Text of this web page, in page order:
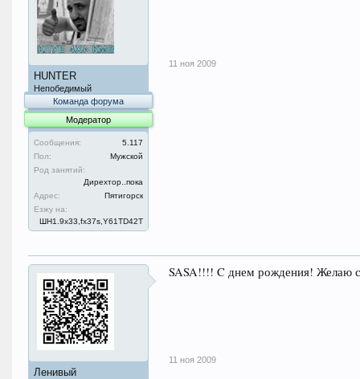
HUNTER
Непобедимый
Команда форума
Модератор
Сообщения:
5.117
Пол:
Мужской
Род занятий:
Дирехтор..пока
Адрес:
Пятигорск
Езжу на:
ШН1.9x33,fx37s,Y61TD42T
11 ноя 2009
Ленивый
SASA!!!! C днем рождения! Желаю
11 ноя 2009